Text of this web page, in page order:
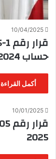
10/04/2025
حساب 2024
أكمل
10/01/2025
2025